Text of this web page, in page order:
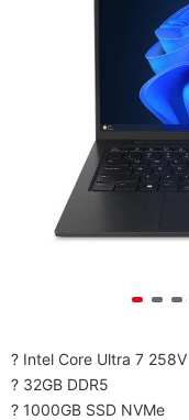
? Intel Core Ultra 7 258V
? 32GB DDR5
? 1000GB SSD NVMe